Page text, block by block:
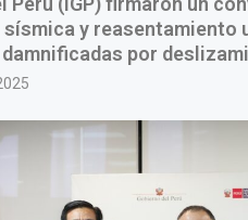
y reasentamiento
por